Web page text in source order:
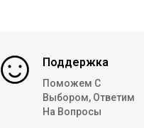
Поддержка
Поможем С
Выбором, Ответим
На Вопросы